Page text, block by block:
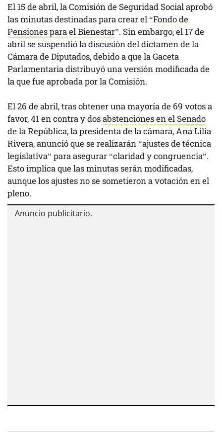
El 15 de abril, la Comisión de Seguridad Social aprobó
las minutas destinadas para crear el “Fondo de
Pensiones para el Bienestar”. Sin embargo, el 17 de
abril se suspendió la discusión del dictamen de la
Cámara de Diputados, debido a que la Gaceta
Parlamentaria distribuyó una versión modificada de
la que fue aprobada por la Comisión.
El 26 de abril, tras obtener una mayoría de 69 votos a
favor, 41 en contra y dosabstenciones en el Senado
de la República,la presidenta de la cámara, Ana Lilia
Rivera, anunció que se realizarán “ajustes de técnica
legislativa” para asegurar “claridad y congruencia”.
Esto implica que las minutas serán modificadas,
aunque los ajustes no se sometieron a votación en el
pleno.